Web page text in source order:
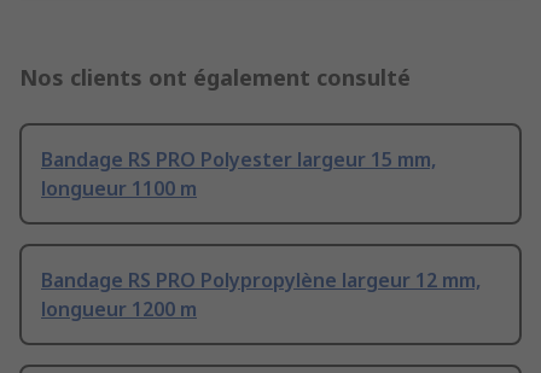
Nos clients ont également consulté
Bandage RS PRO Polyester largeur 15 mm,
longueur 1100 m
Bandage RS PRO Polypropylène largeur 12 mm,
longueur 1200 m